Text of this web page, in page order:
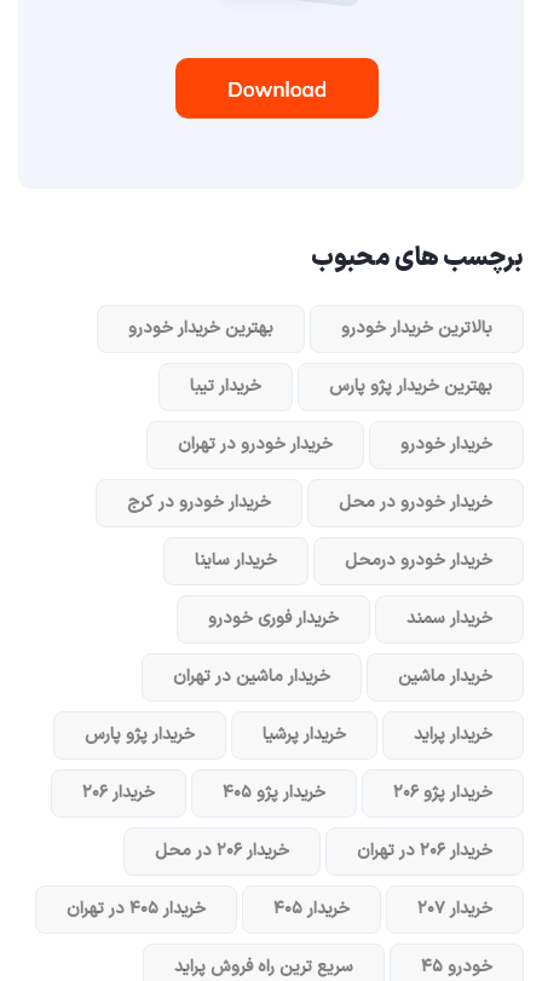
برچسب های محبوب
بالاترین خریدار خودرو بهترین خریدار خودرو
بهترین خریدار پژو پارس خریدار تیبا
خریدار خودرو خریدار خودرو در تهران
خریدار خودرو در محل خریدار خودرو در کرج
خریدار خودرو در‌محل خریدار ساینا
خریدار سمند خریدار فوری خودرو
خریدار ماشین خریدار ماشین در تهران
خریدار پراید خریدار پرشیا خریدار پژو پارس
خریدار پژو ۲۰۶ خریدار پژو ۴۰۵ خریدار ۲۰۶
خریدار ۲۰۶ در تهران خریدار ۲۰۶ در محل
خریدار ۲۰۷ خریدار ۴۰۵ خریدار ۴۰۵ در تهران
خودرو ۴۵ سریع ترین راه فروش پراید